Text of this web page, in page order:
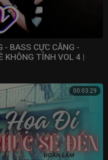
- BASS CỰC CĂNG -
KHÔNG TỈNH VOL 4 |
00:03:29